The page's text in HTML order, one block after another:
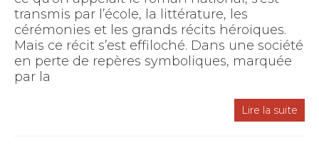
transmis par l’école, la littérature, les
cérémonies et les grands récits héroïques.
Mais ce récit s’est effiloché. Dans une société
en perte de repères symboliques, marquée
par la
Lire la suite